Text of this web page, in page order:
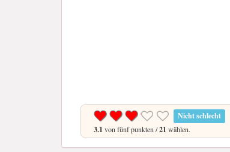
Nicht schlecht
3.1 von fünf punkten /21 wählen.